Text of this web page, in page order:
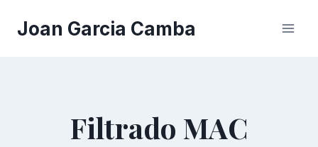
Joan Garcia Camba
Filtrado MAC